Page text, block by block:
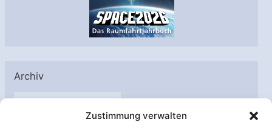
Zustimmung verwalten
Archiv
A